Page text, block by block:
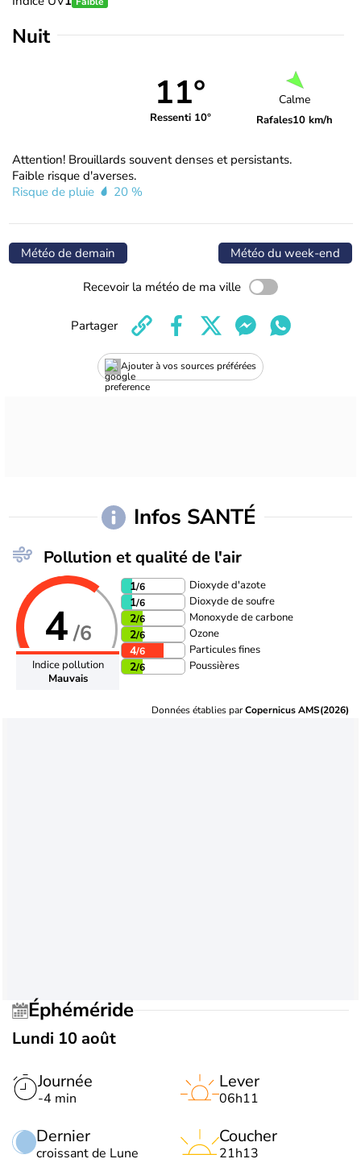
Nuit
11°
Ressenti 10°
Calme
Rafales10 km/h
Attention! Brouillards souvent denses et persistants.
Faible risque d'averses.
Risque de pluie
20 %
Météo de demain Météo du week-end
Recevoir la météo de ma ville
Ajouter à vos sources préférées
Partager
Infos SANTÉ
Pollution et qualité de l'air
4/6
Indice pollution
Mauvais
1/6 Dioxyde d'azote
1/6 Dioxyde de soufre
2/6 Monoxyde de carbone
2/6 Ozone
4/6 Particules fines
2/6 Poussières
Données établies parCopernicus AMS(2026)
Éphéméride
Lundi 10 août
Journée
-4 min
Dernier
croissant de Lune
Lever
06h11
Coucher
21h13